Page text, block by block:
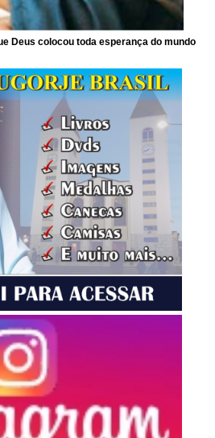
Deus colocou toda esperança do mundo